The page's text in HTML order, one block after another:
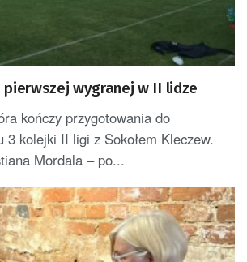
pierwszej wygranej w II lidze
kończy przygotowania do
3 kolejki II ligi z Sokołem Kleczew.
Mordala – po...